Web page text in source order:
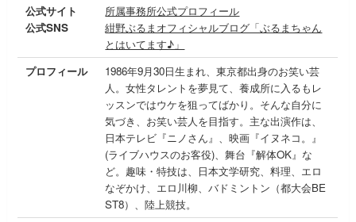
公式サイト
公式SNS
所属事務所公式プロフィール
紺野ぶるまオフィシャルブログ「ぶるまちゃん
とはいてます♪」
プロフィール
1986年9月30日生まれ、東京都出身のお笑い芸
人。女性タレントを夢見て、養成所に入るもレ
ッスンではウケを狙ってばかり。そんな自分に
気づき、お笑い芸人を目指す。主な出演作は、
日本テレビ『ニノさん』、映画『イヌネコ。』
(ライブハウスのお客役)、舞台『解体OK』な
ど。趣味・特技は、日本文学研究、料理、エロ
なぞかけ、エロ川柳、バドミントン（都大会BE
ST8）、陸上競技。